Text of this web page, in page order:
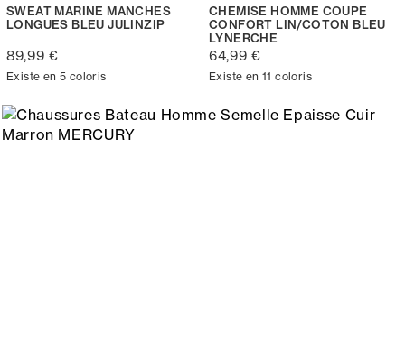
SWEAT MARINE MANCHES
LONGUES BLEU JULINZIP
89,99 €
Existe en 5 coloris
CHEMISE HOMME COUPE
CONFORT LIN/COTON BLEU
LYNERCHE
64,99 €
Existe en 11 coloris